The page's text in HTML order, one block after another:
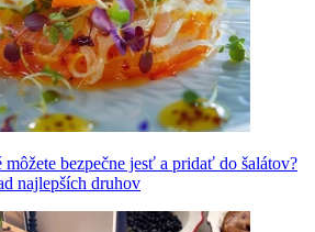
bezpečne jesť a pridať do šalátov?
najlepších druhov